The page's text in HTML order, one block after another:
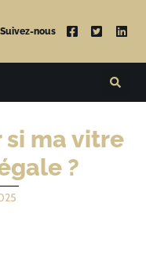
Suivez-nous
si ma vitre
?